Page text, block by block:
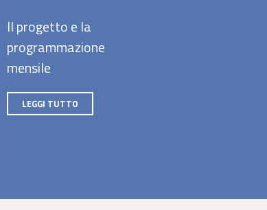
Il progetto e la
programmazione
mensile
LEGGI TUTTO